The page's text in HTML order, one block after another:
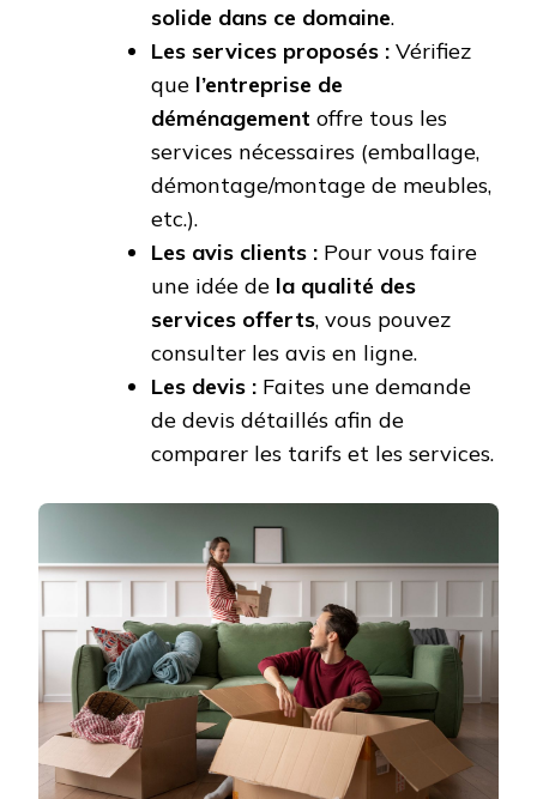
solide dans ce domaine.
Les services proposés : Vérifiez
que l’entreprise de
déménagement offre tous les
services nécessaires (emballage,
démontage/montage de meubles,
etc.).
Les avis clients : Pour vous faire
une idée de la qualité des
services offerts, vous pouvez
consulter les avis en ligne.
Les devis : Faites une demande
de devis détaillés afin de
comparer les tarifs et les services.